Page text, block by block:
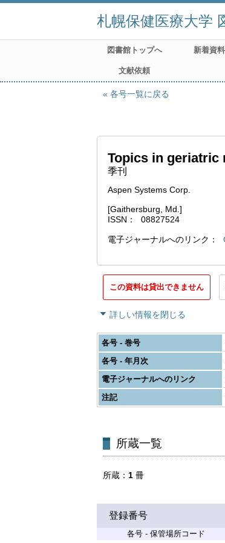
札幌保健医療大学
図書館トップへ 新着資料
文献依頼
各号一覧に戻る
Topics in geriatric
季刊
Aspen Systems Corp.
[Gaithersburg, Md.]
ISSN
08827524
電子ジャーナルへのリンク
この資料は貸出できません
詳しい情報を閉じる
各号 - 巻号
各号 - 年月次
電子ジャーナルへのリンク
注記
所蔵一覧
所蔵 1 冊
登録番号
各号 - 保管場所コード